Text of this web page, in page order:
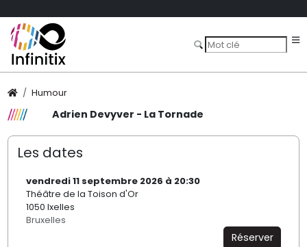
Humour
Adrien Devyver - La Tornade
Les dates
vendredi 11 septembre 2026 à 20:30
Théâtre de la Toison d'Or
1050 Ixelles
Bruxelles
Réserver